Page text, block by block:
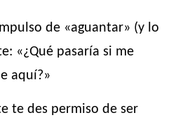
de «aguantar» (y lo
«¿Qué pasaría si me
aquí?»
te des permiso de ser